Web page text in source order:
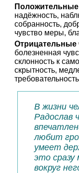
надёжность,
собранность,
чувство меры,
Отрицательные
болезненная
склонность к
скрытность,
В жизни
Радослав
любит
умеет
это
вокруг